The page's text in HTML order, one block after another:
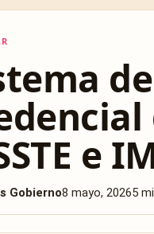
e
Gobierno8 mayo, 20265